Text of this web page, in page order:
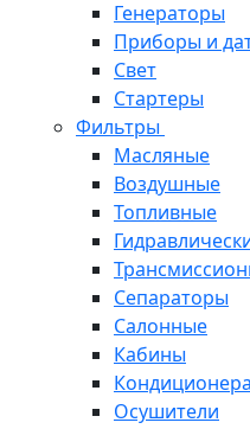
Генераторы
Приборы и
Свет
Стартеры
Фильтры
Масляные
Воздушные
Топливные
Сепараторы
Салонные
Кабины
Кондиционера
Осушители